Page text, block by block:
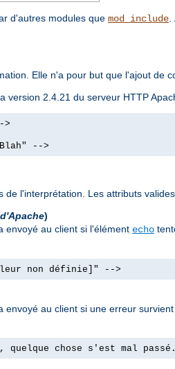
d'autres modules que mod_include
Elle n'a pour but que l'ajout de
version 2.4.21 du serveur HTTP
>
-->
de l'interprétation. Les attributs
)
envoyé au client si l'élément echo
non définie]" -->
envoyé au client si une erreur
quelque chose s'est mal